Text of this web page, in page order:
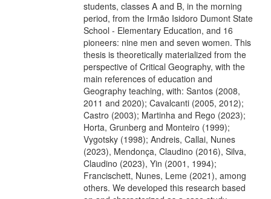
students, classes A and B, in the morning
period, from the Irmão Isidoro Dumont State
School - Elementary Education, and 16
pioneers: nine men and seven women. This
thesis is theoretically materialized from the
perspective of Critical Geography, with the
main references of education and
Geography teaching, with: Santos (2008,
2011 and 2020); Cavalcanti (2005, 2012);
Castro (2003); Martinha and Rego (2023);
Horta, Grunberg and Monteiro (1999);
Vygotsky (1998); Andreis, Callai, Nunes
(2023), Mendonça, Claudino (2016), Silva,
Claudino (2023), Yin (2001, 1994);
Francischett, Nunes, Leme (2021), among
others. We developed this research based